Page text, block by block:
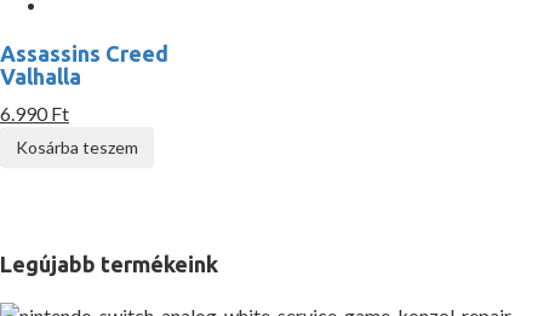
Assassins Creed
Valhalla
6.990 Ft
Kosárba teszem
Legújabb termékeink